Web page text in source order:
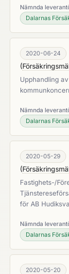
Nämnda
Dalarnas
2020-06-24
(
Upphandling
Nämnda
Dalarnas
2020-05-29
(
Fastighets-/
för AB
Nämnda
Dalarnas
2020-05-20